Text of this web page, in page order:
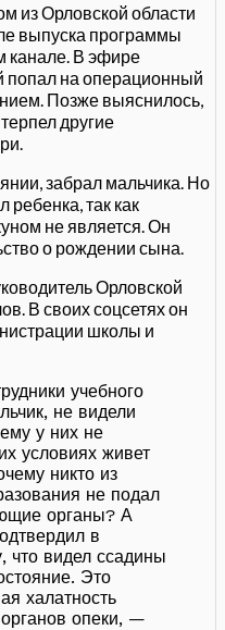
из Орловской области
выпуска программы
канале. В эфире
попал на операционный
Позже выяснилось,
другие
забрал мальчика. Но
ребенка, так как
не является. Он
о рождении сына.
Орловской
В своих соцсетях он
школы и
учебного
не видели
у них не
условиях живет
никто из
не подал
органы? А
в
что видел ссадины
Это
халатность
опеки, —